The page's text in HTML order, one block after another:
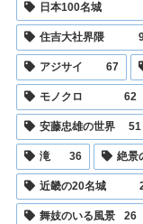
日本100名城
住吉大社界隈
アジサイ 67
モノクロ 62
安藤忠雄の世界 51
滝 36 絶景
近畿の20名城
舞妓のいる風景 26